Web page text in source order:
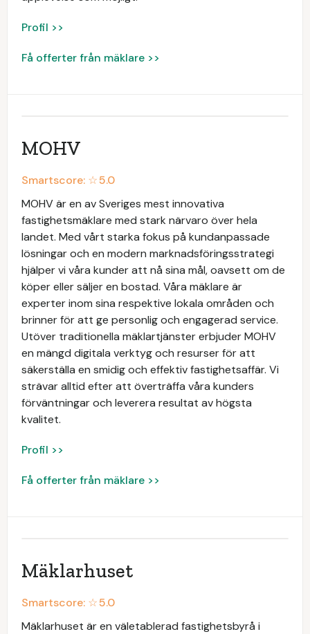
Profil >>
Få offerter från mäklare >>
MOHV
Smartscore: ☆5.0
MOHV är en av Sveriges mest innovativa
fastighetsmäklare med stark närvaro över hela
landet. Med vårt starka fokus på kundanpassade
lösningar och en modern marknadsföringsstrategi
hjälper vi våra kunder att nå sina mål, oavsett om de
köper eller säljer en bostad. Våra mäklare är
experter inom sina respektive lokala områden och
brinner för att ge personlig och engagerad service.
Utöver traditionella mäklartjänster erbjuder MOHV
en mängd digitala verktyg och resurser för att
säkerställa en smidig och effektiv fastighetsaffär. Vi
strävar alltid efter att överträffa våra kunders
förväntningar och leverera resultat av högsta
kvalitet.
Profil >>
Få offerter från mäklare >>
Mäklarhuset
Smartscore: ☆5.0
Mäklarhuset är en väletablerad fastighetsbyrå i